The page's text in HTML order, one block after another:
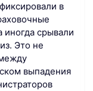
в
срывали
Это не
выпадения